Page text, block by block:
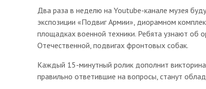
Два раза в неделю на Youtube-канале музея
экспозиции «Подвиг Армии», диорамном
площадках военной техники. Ребята узнают об
Отечественной, подвигах фронтовых собак.
Каждый 15-минутный ролик дополнит
правильно ответившие на вопросы, станут